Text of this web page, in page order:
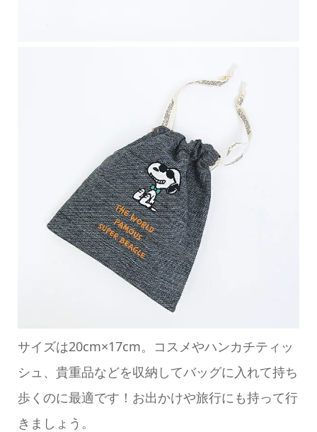
サイズは20cm×17cm。コスメやハンカチティッ
シュ、貴重品などを収納してバッグに入れて持ち
歩くのに最適です！お出かけや旅行にも持って行
きましょう。